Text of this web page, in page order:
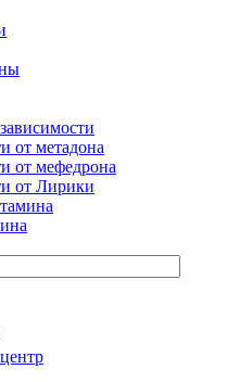
от метадона
от мефедрона
от Лирики